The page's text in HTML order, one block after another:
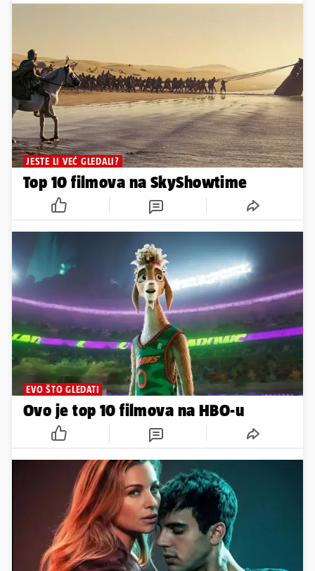
JESTE LI VEĆ GLEDALI?
Top 10 filmova na SkyShowtime
EVO ŠTO GLEDATI
Ovo je top 10 filmova na HBO-u